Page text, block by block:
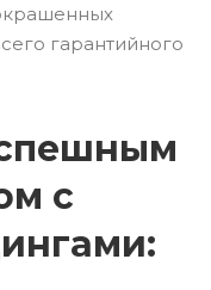
гарантийного
с